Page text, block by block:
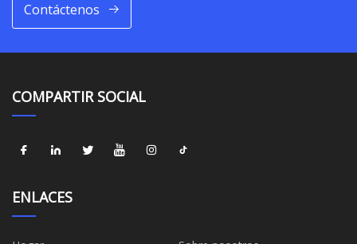
Contáctenos
COMPARTIR SOCIAL
ENLACES